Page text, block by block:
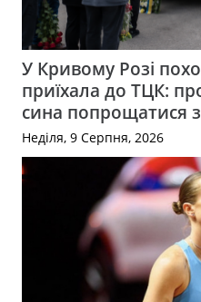
У Кривому Розі
приїхала до ТЦК:
сина попрощатися
Неділя, 9 Серпня, 2026